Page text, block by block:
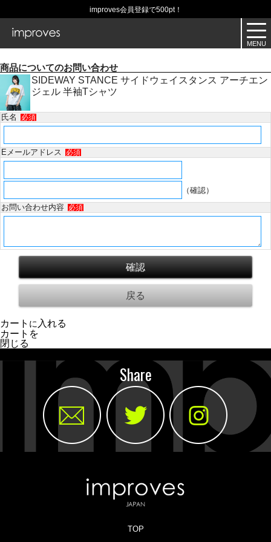
improves会員登録で500pt！
商品についてのお問い合わせ
SIDEWAY STANCE サイドウェイスタンス アーチエン
ジェル 半袖Tシャツ
氏名 必須
Eメールアドレス 必須
（確認）
お問い合わせ内容
必須
カート に入れる
カートを
閉じる
Share
TOP